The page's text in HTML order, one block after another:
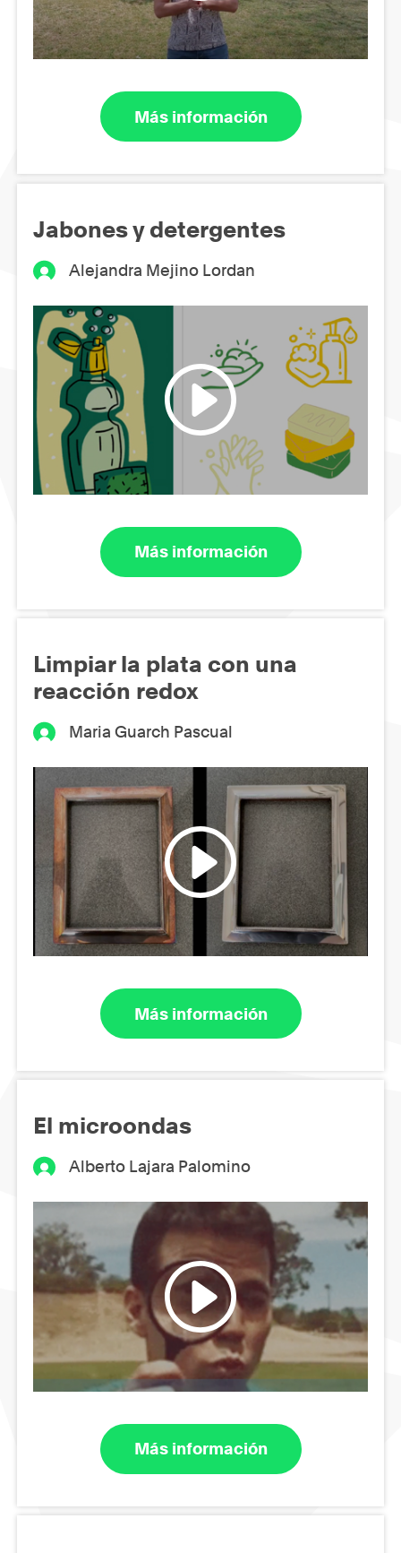
Más información
Jabones y detergentes
Alejandra Mejino Lordan
Más información
Limpiar la plata con una
reacción redox
Maria Guarch Pascual
Más información
El microondas
Alberto Lajara Palomino
Más información